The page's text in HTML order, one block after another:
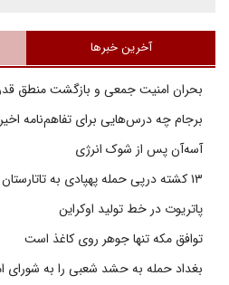
آخرین خبرها
بحران امنیت جمعی و بازگشت منطق
برجام چه درس‌هایی برای تفاهم‌نامه
آسه‌آن پس از شوک انرژی
پاتریوت در خط تولید اوکراین
توافق مکه تنها جوهر روی کاغذ است
بغداد حمله به حشد شعبی را به شورای